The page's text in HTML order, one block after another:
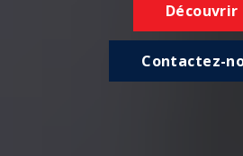
Découvrir
Contactez-